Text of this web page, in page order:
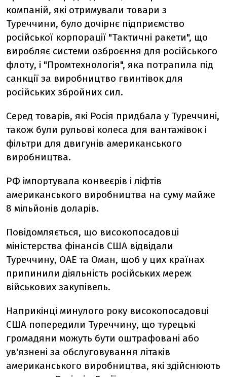
компаній, які отримували товари з
Туреччини, було дочірнє підприємство
російської корпорації "Тактичні ракети", що
виробляє системи озброєння для російського
флоту, і "Промтехнологія", яка потрапила під
санкції за виробництво гвинтівок для
російських збройних сил.
Серед товарів, які Росія придбала у Туреччині,
також були рульові колеса для вантажівок і
фільтри для двигунів американського
виробництва.
РФ імпортувала конвеєрів і ліфтів
американського виробництва на суму майже
8 мільйонів доларів.
Повідомляється, що високопосадовці
міністерства фінансів США відвідали
Туреччину, ОАЕ та Оман, щоб у цих країнах
припинили діяльність російських мереж
військових закупівель.
Наприкінці минулого року високопосадовці
США попередили Туреччину, що турецькі
громадяни можуть бути оштрафовані або
ув'язнені за обслуговування літаків
американського виробництва, які здійснюють